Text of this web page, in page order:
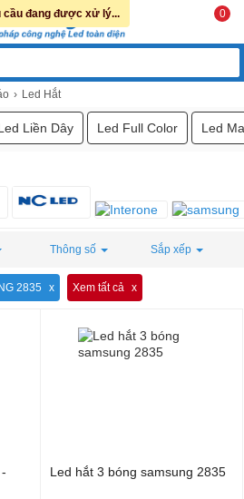
0
Led Hắt
Liền Dây Led Full Color Led
Thông số Sắp xếp
2835 Xem tất cả
Led hắt 3 bóng samsung 2835
cầu đang được xử lý...